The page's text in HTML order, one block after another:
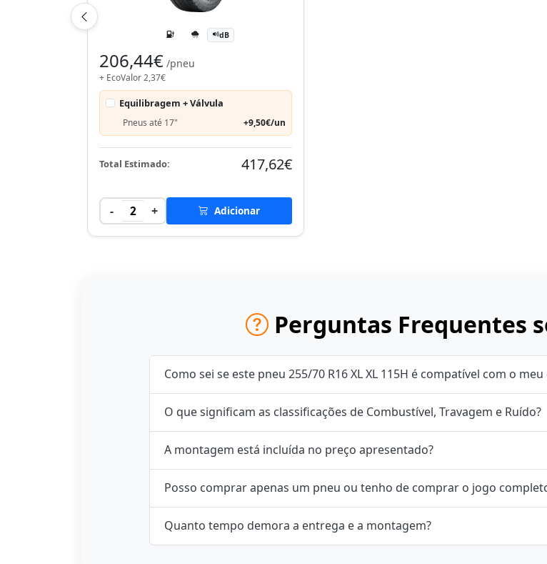
dB
206,44€ /pneu
+ EcoValor 2,37€
Equilibragem + Válvula
Pneus até 17" +9,50€/un
Total Estimado: 417,62€
- 2 + Adicionar
Perguntas Frequentes
Como sei se este pneu 255/70 R16 XL XL 115H é compatível com o
O que significam as classificações de Combustível, Travagem e Ruído?
A montagem está incluída no preço apresentado?
Posso comprar apenas um pneu ou tenho de comprar o jogo
Quanto tempo demora a entrega e a montagem?